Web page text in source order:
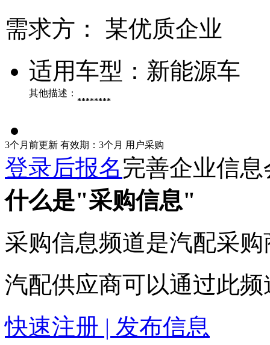
需求方：
某优质企业
适用车型： 新能源车
其他描述：
********
3个月前更新 有效期：3个月 用户采购
登录后报名完善企业信
什么是"采购信息"
采购信息频道是汽配采
汽配供应商可以通过此
快速注册 | 发布信息